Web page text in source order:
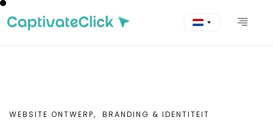
WEBSITE ONTWERP, BRANDING & IDENTITEIT